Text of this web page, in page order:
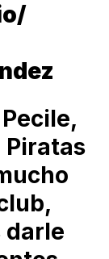
darle